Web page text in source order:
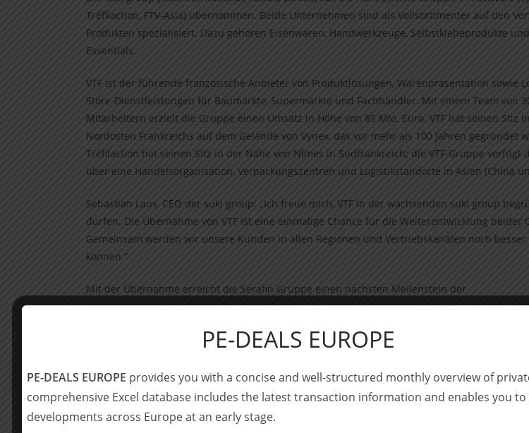
Tréfilaction, FTV-Asia) übernommen. Beide Unternehmen sind als Vollsortimenter auf den
Produkten spezialisiert. Dazu gehören Eisenwaren, Handwerkzeuge, Selbstklebeprodukte
Essentials.
VTF ist der führende französische Anbieter von Produktlösungen, Warenpräsentation sowie
Store-Dienstleistungen für Baumärkte, Supermärkte und Fachhändler. Mit einem Team von
Mitarbeitern erzielt die Gruppe einen Umsatz in Höhe von 85 Mio. Euro. VTF hat seinen Sitz
Nordosten Frankreichs auf dem Gelände von Vynex, das vor mehr als 100 Jahren gegründet
Tréfilaction hat seinen Sitz in der Nähe von Nîmes in Südfrankreich; die VTF-Gruppe verfügt
über eine Handelsorganisation, Verpackungszentren und Logistikstandorte in Asien (China
Sebastian Laus, CEO der suki group: „Ich freue mich, VTF in der wachsenden suki group
dürfen. Die Übernahme von VTF ist eine einmalige Chance für die Weiterentwicklung beider
Gemeinsam werden wir unsere Kunden in allen Regionen und Vertriebskanälen noch besser
können.“
Mit der Übernahme erreicht die Serafin Gruppe einen nächsten Meilenstein der
Unternehmensentwicklung. Die diversifiziert aufgestellte Unternehmensgruppe
beiden Unternehmen komplementär hervorragend ergänzen. Zudem ist die M&A-
sehr bedeutend, da wir nun die Umsatzmarke von 1 Milliarde Euro überschreiten. Unsere
in den kommenden Jahren den profitablen Wachstumskurs fortsetzen.“
PE-DEALS EUROPE
PE-DEALS EUROPE provides you with a concise and well-structured monthly overview of
comprehensive Excel database includes the latest transaction information and enables you
developments across Europe at an early stage.